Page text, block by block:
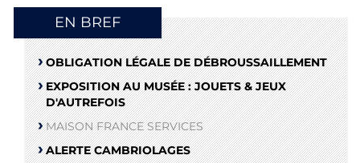
EN BREF
OBLIGATION LÉGALE DE DÉBROUSSAILLEMENT
EXPOSITION AU MUSÉE : JOUETS & JEUX
D'AUTREFOIS
MAISON FRANCE SERVICES
ALERTE CAMBRIOLAGES